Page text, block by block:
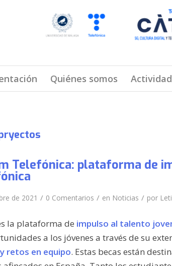
Quiénes somos
Telefónica: plataforma de
de 2021 / 0 Comentarios / en Noticias / por
la plataforma de impulso al talento
a los jóvenes a través de su
retos en equipo. Estas becas están